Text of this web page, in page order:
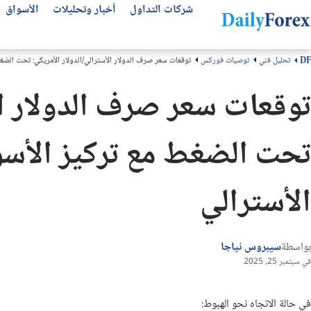
شركات التداول
انواع شركات التداول
منصات التداول
بونص الفوركس
شركات تداول الذهب
أخبار وتحليلات
التحليل الفني
توقعات الفوركس الأسبوعية
توقعات الذهب
الأسواق
سوق الأسهم اليوم
أفضل قنوات التلجرام
من نحن
لماذا تثق بنا؟
سياسة التحرير
اتصل بنا
الشروط والأحكام
DF تحليل فني توصيات فوركس توقعات سعر صرف الدولار الأسترالي/الدولار الأمريكي: تحت
توقعات سعر صرف الدولار
تحت الضغط مع تركيز
الأسترالي
بواسطةسيبروس نياجا
في سبتمبر 25, 2025
في حالة الاتجاه نحو الهبوط: